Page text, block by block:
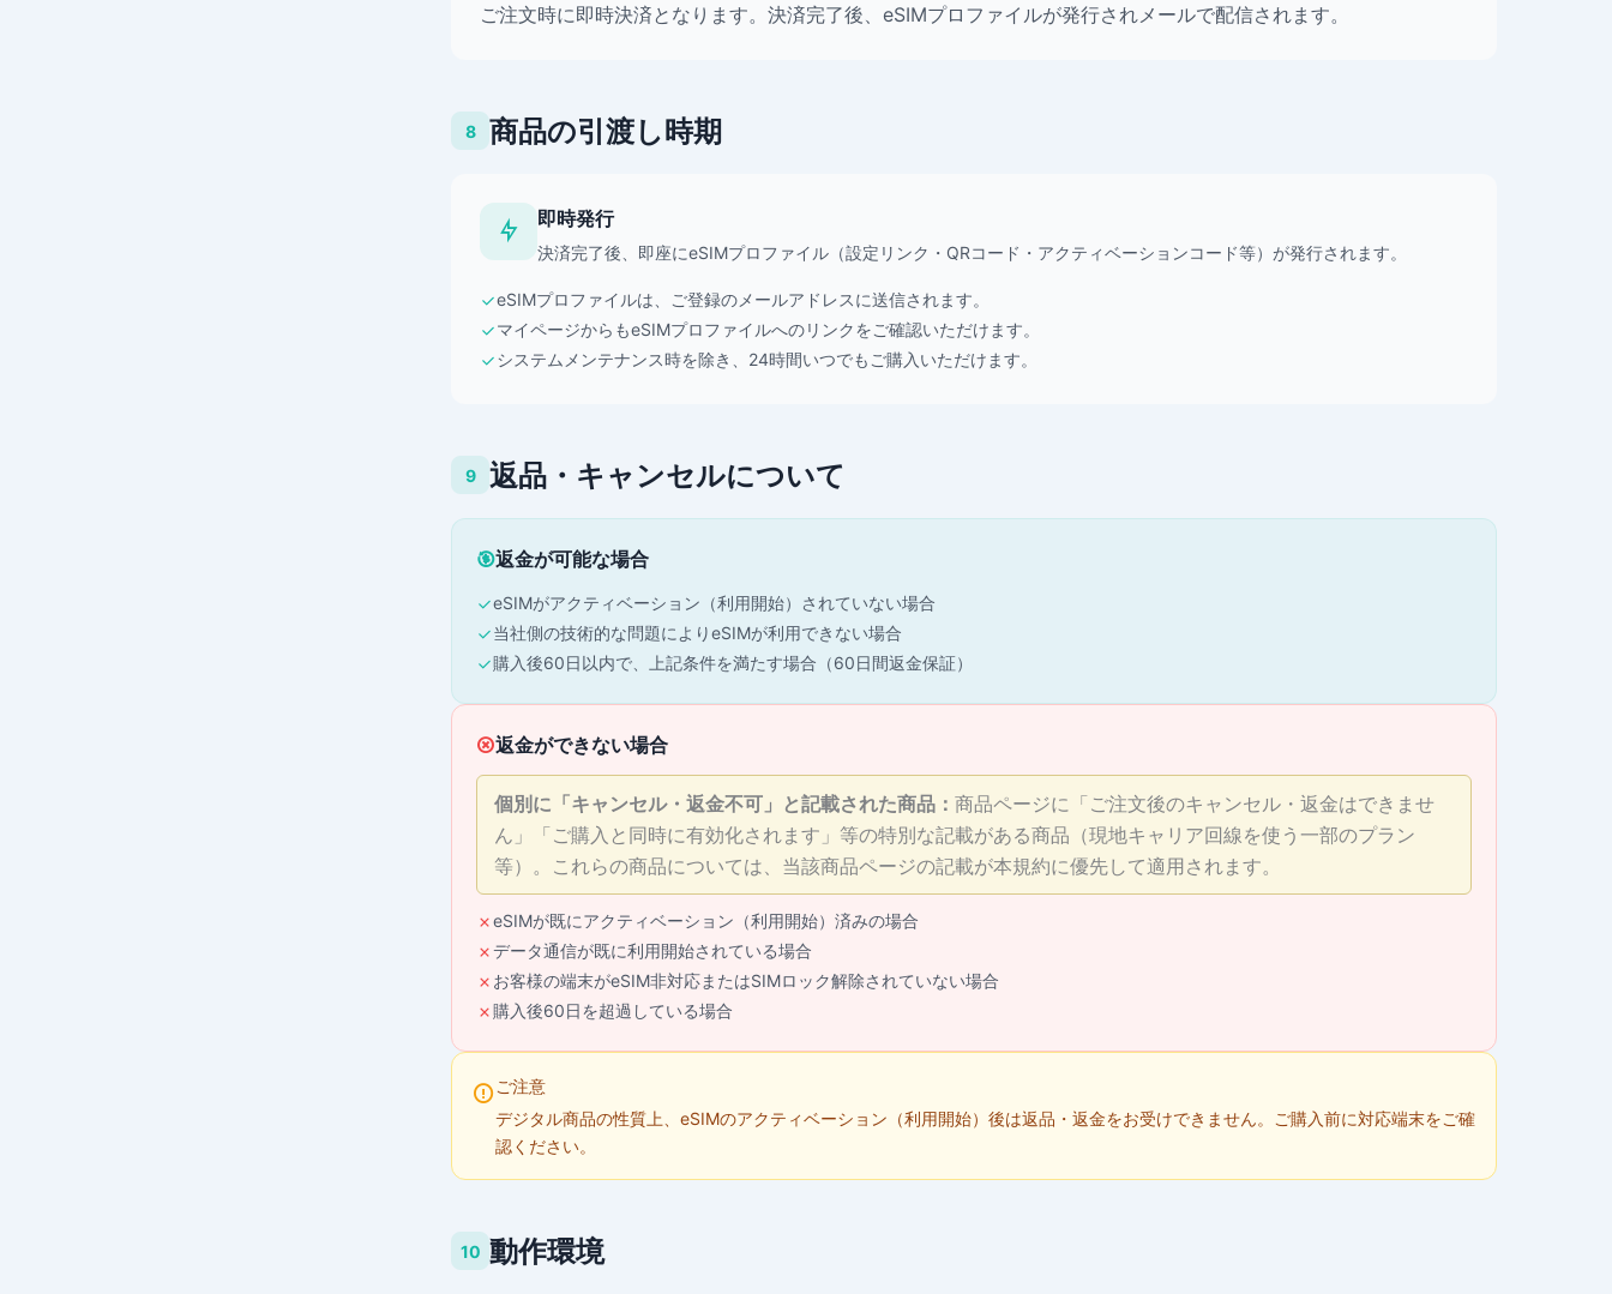
ご注文時に即時決済となります。決済完了後、eSIMプロファイルが発行されメールで配信されます。
8 商品の引渡し時期
即時発行
決済完了後、即座にeSIMプロファイル（設定リンク・QRコード・アクティベーションコード等）が発行されます。
eSIMプロファイルは、ご登録のメールアドレスに送信されます。
マイページからもeSIMプロファイルへのリンクをご確認いただけます。
システムメンテナンス時を除き、24時間いつでもご購入いただけます。
9 返品・キャンセルについて
返金が可能な場合
eSIMがアクティベーション（利用開始）されていない場合
当社側の技術的な問題によりeSIMが利用できない場合
購入後60日以内で、上記条件を満たす場合（60日間返金保証）
返金ができない場合
個別に「キャンセル・返金不可」と記載された商品： 商品ページに「ご注文後のキャンセル・返金はできませ
ん」「ご購入と同時に有効化されます」等の特別な記載がある商品（現地キャリア回線を使う一部のプラン
等）。これらの商品については、当該商品ページの記載が本規約に優先して適用されます。
eSIMが既にアクティベーション（利用開始）済みの場合
データ通信が既に利用開始されている場合
お客様の端末がeSIM非対応またはSIMロック解除されていない場合
購入後60日を超過している場合
ご注意
デジタル商品の性質上、eSIMのアクティベーション（利用開始）後は返品・返金をお受けできません。ご購入前に対応端末をご確
認ください。
10 動作環境